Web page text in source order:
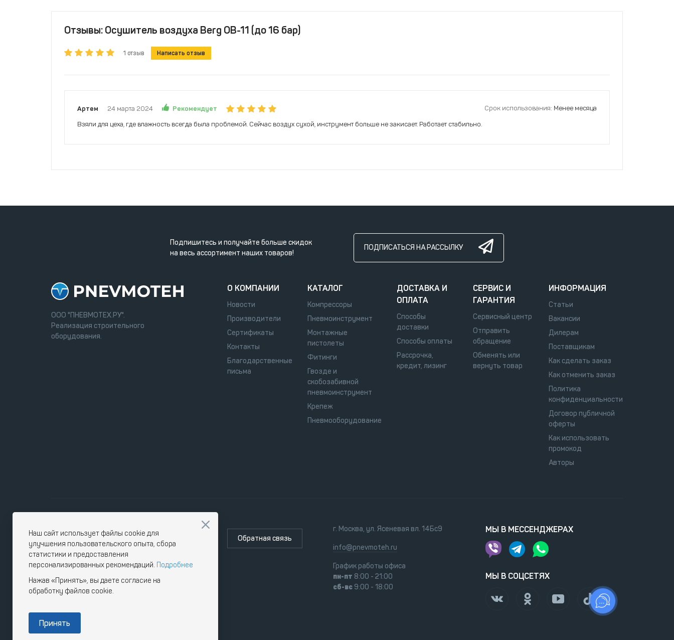
Отзывы: Осушитель воздуха Berg ОВ-11 (до 16 бар)
1 отзыв Написать отзыв
Артем 24 марта 2024 Рекомендует Срок использования: Менее месяца
Взяли для цеха, где влажность всегда была проблемой. Сейчас воздух сухой, инструмент больше не закисает. Работает стабильно.
Подпишитесь и получайте больше скидок
на весь ассортимент наших товаров!
ПОДПИСАТЬСЯ НА РАССЫЛКУ
ООО "ПНЕВМОТЕХ.РУ".
Реализация строительного
оборудования.
О КОМПАНИИ
Новости
Производители
Сертификаты
Контакты
Благодарственные
письма
КАТАЛОГ
Компрессоры
Пневмоинструмент
Монтажные
пистолеты
Фитинги
Гвозде и
скобозабивной
пневмоинструмент
Крепеж
Пневмооборудование
ДОСТАВКА И
ОПЛАТА
Способы
доставки
Способы оплаты
Рассрочка,
кредит, лизинг
СЕРВИС И
ГАРАНТИЯ
Сервисный центр
Отправить
обращение
Обменять или
вернуть товар
ИНФОРМАЦИЯ
Статьи
Вакансии
Дилерам
Поставщикам
Как сделать заказ
Как отменить заказ
Политика
конфиденциальности
Договор публичной
оферты
Как использовать
промокод
Авторы
Обратная связь
г. Москва, ул. Ясеневая вл. 14Бс9
info@pnevmoteh.ru
График работы офиса
пн-пт 8:00 - 21:00
сб-вс9:00 - 18:00
МЫ В МЕССЕНДЖЕРАХ
МЫ В СОЦСЕТЯХ
Наш сайт использует файлы cookie для
улучшения пользовательского опыта, сбора
статистики и предоставления
персонализированных рекомендаций. Подробнее
Нажав «Принять», вы даете согласие на
обработку файлов cookie.
Принять